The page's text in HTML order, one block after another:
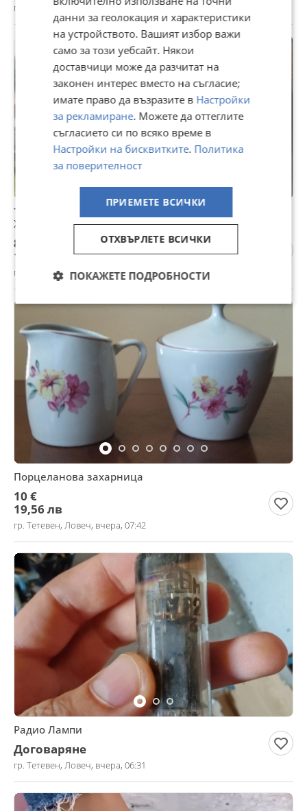
гр. Тетевен, Ловеч, вчера, 10:40
Топ локация! Продавам в гр.ТЕТЕВЕН ВТОРИ
ЖИЛИЩЕН ЕТАЖ от двуетажна жилищна сграда,
86 899 €
169 959,67 лв
гр. Тетевен, Ловеч, вчера, 09:30
Порцеланова захарница
10 €
19,56 лв
гр. Тетевен, Ловеч, вчера, 07:42
Радио Лампи
Договаряне
гр. Тетевен, Ловеч, вчера, 06:31
данни за геолокация и характеристики
на устройството. Вашият избор важи
само за този уебсайт. Някои
доставчици може да разчитат на
законен интерес вместо на съгласие;
имате право да възразите в Настройки
за рекламиране. Можете да оттеглите
съгласието си по всяко време в
Настройки на бисквитките. Политика
за поверителност
ПРИЕМЕТЕ ВСИЧКИ
ОТХВЪРЛЕТЕ ВСИЧКИ
ПОКАЖЕТЕ ПОДРОБНОСТИ